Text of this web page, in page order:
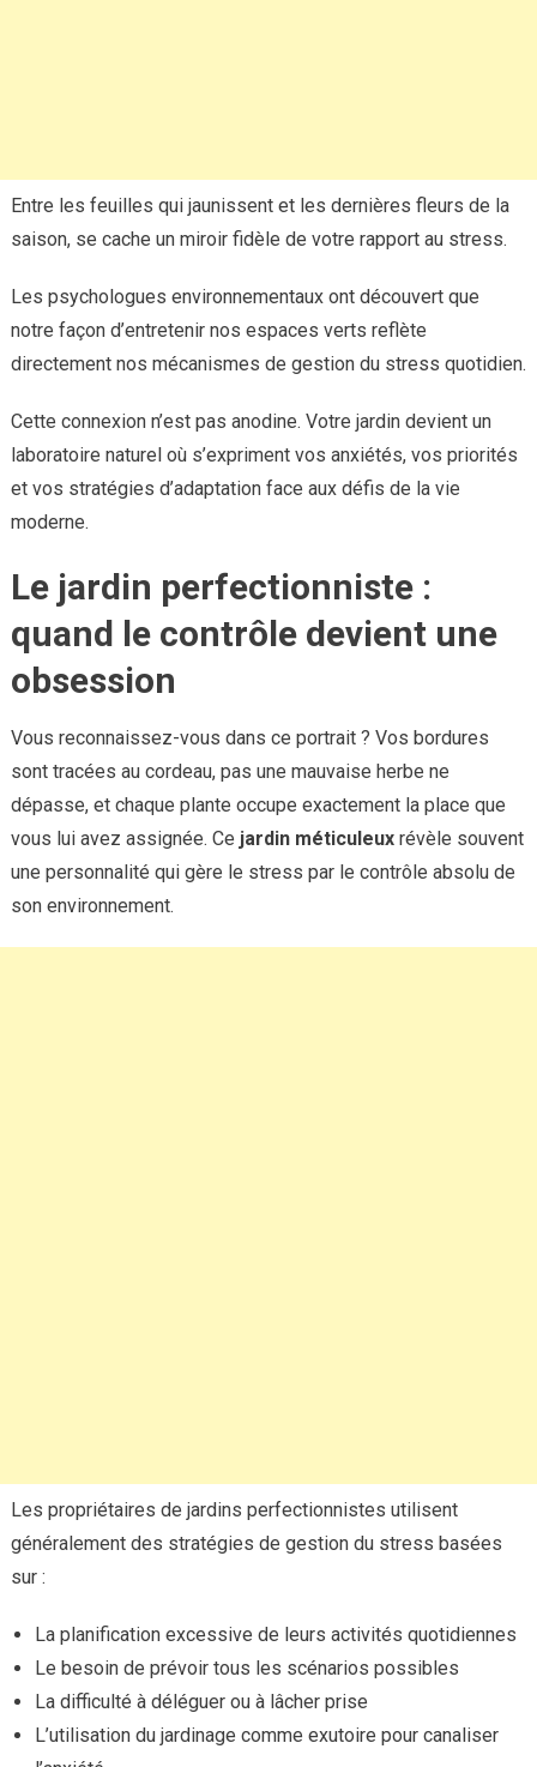
Entre les feuilles qui jaunissent et les dernières fleurs de la
saison, se cache un miroir fidèle de votre rapport au stress.
Les psychologues environnementaux ont découvert que
notre façon d’entretenir nos espaces verts reflète
directement nos mécanismes de gestion du stress quotidien.
Cette connexion n’est pas anodine. Votre jardin devient un
laboratoire naturel où s’expriment vos anxiétés, vos priorités
et vos stratégies d’adaptation face aux défis de la vie
moderne.
Le jardin perfectionniste :
quand le contrôle devient une
obsession
Vous reconnaissez-vous dans ce portrait ? Vos bordures
sont tracées au cordeau, pas une mauvaise herbe ne
dépasse, et chaque plante occupe exactement la place que
vous lui avez assignée. Ce jardin méticuleuxrévèle souvent
une personnalité qui gère le stress par le contrôle absolu de
son environnement.
Les propriétaires de jardins perfectionnistes utilisent
généralement des stratégies de gestion du stress basées
sur :
La planification excessive de leurs activités quotidiennes
Le besoin de prévoir tous les scénarios possibles
La difficulté à déléguer ou à lâcher prise
L’utilisation du jardinage comme exutoire pour canaliser